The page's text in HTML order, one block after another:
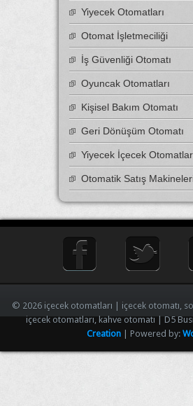
Yiyecek Otomatları
Otomat İşletmeciliği
İş Güvenliği Otomatı
Oyuncak Otomatları
Kişisel Bakım Otomatı
Geri Dönüşüm Otomatı
Yiyecek İçecek
Otomatik Satış
© 2026 içecek otomatları | içecek otomatı,
içecek otomatları, kahve otomatı | D5
Creation | Powered by: